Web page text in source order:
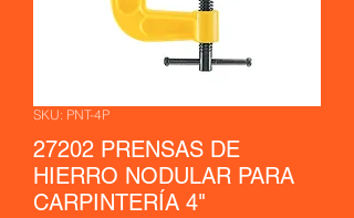
SKU: PNT-4P
27202 PRENSAS DE
HIERRO NODULAR PARA
CARPINTERÍA 4"